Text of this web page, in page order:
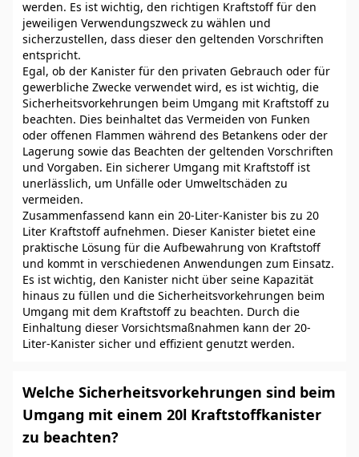
werden. Es ist wichtig, den richtigen Kraftstoff für den
jeweiligen Verwendungszweck zu wählen und
sicherzustellen, dass dieser den geltenden Vorschriften
entspricht.
Egal, ob der Kanister für den privaten Gebrauch oder für
gewerbliche Zwecke verwendet wird, es ist wichtig, die
Sicherheitsvorkehrungen beim Umgang mit Kraftstoff zu
beachten. Dies beinhaltet das Vermeiden von Funken
oder offenen Flammen während des Betankens oder der
Lagerung sowie das Beachten der geltenden Vorschriften
und Vorgaben. Ein sicherer Umgang mit Kraftstoff ist
unerlässlich, um Unfälle oder Umweltschäden zu
vermeiden.
Zusammenfassend kann ein 20-Liter-Kanister bis zu 20
Liter Kraftstoff aufnehmen. Dieser Kanister bietet eine
praktische Lösung für die Aufbewahrung von Kraftstoff
und kommt in verschiedenen Anwendungen zum Einsatz.
Es ist wichtig, den Kanister nicht über seine Kapazität
hinaus zu füllen und die Sicherheitsvorkehrungen beim
Umgang mit dem Kraftstoff zu beachten. Durch die
Einhaltung dieser Vorsichtsmaßnahmen kann der 20-
Liter-Kanister sicher und effizient genutzt werden.
Welche Sicherheitsvorkehrungen sind beim
Umgang mit einem 20l Kraftstoffkanister
zu beachten?